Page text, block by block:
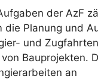
der AzF
die Planung und
und
von Bauprojekten.
an